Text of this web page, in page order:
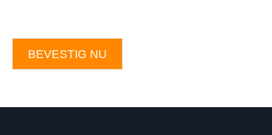
BEVESTIG NU